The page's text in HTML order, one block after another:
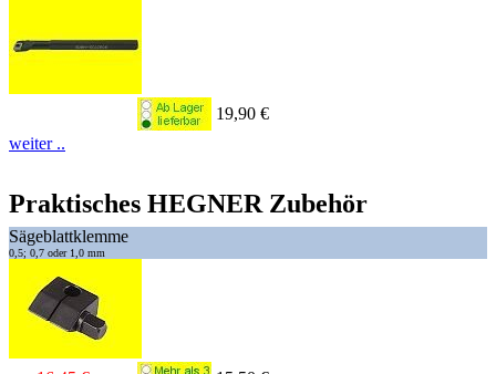
19,90 €
weiter ..
Praktisches HEGNER Zubehör
Sägeblattklemme
0,5; 0,7 oder 1,0 mm